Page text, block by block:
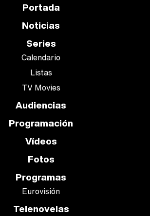
Portada
Noticias
Series
Calendario
Listas
TV Movies
Audiencias
Programación
Vídeos
Fotos
Programas
Eurovisión
Telenovelas